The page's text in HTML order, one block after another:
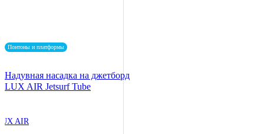
Понтоны и платформы
Надувная насадка на джетборд
LUX AIR Jetsurf Tube
AIR